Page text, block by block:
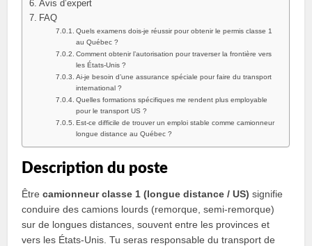
Avis d’expert
FAQ
Quels examens dois‑je réussir pour obtenir le permis classe 1
au Québec ?
Comment obtenir l’autorisation pour traverser la frontière vers
les États‑Unis ?
Ai‑je besoin d’une assurance spéciale pour faire du transport
international ?
Quelles formations spécifiques me rendent plus employable
pour le transport US ?
Est‑ce difficile de trouver un emploi stable comme camionneur
longue distance au Québec ?
Description du poste
Êtrecamionneur classe 1 (longue distance / US) signifie
conduire des camions lourds (remorque, semi‑remorque)
sur de longues distances, souvent entre les provinces et
vers les États‑Unis. Tu seras responsable du transport de